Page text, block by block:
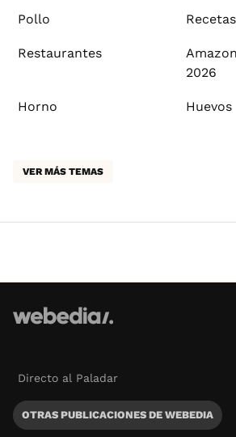
Pollo
Restaurantes
2026
Horno Huevos
VER MÁS TEMAS
Directo al Paladar
OTRAS PUBLICACIONES DE WEBEDIA